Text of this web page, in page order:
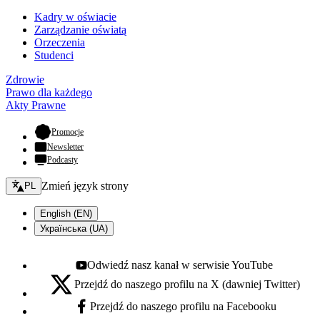
Kadry w oświacie
Zarządzanie oświatą
Orzeczenia
Studenci
Zdrowie
Prawo dla każdego
Akty Prawne
Promocje- otwiera się w nowej karcie
Newsletter
Podcasty
Zmień język - bieżący:
PL Zmień język strony
English (EN)
Українська (UA)
Youtube - otwiera się w nowej karcie
Odwiedź nasz kanał w serwisie YouTube
X - otwiera się w nowej karcie
Przejdź do naszego profilu na X (dawniej Twitter)
Facebook - otwiera się w nowej karcie
Przejdź do naszego profilu na Facebooku